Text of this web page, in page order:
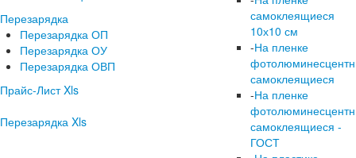
Перезарядка
Перезарядка ОП
Перезарядка ОУ
Перезарядка ОВП
Прайс-Лист Xls
Перезарядка Xls
самоклеящиеся
10х10 см
-На пленке
самоклеящиеся
-На пленке
самоклеящиеся -
ГОСТ